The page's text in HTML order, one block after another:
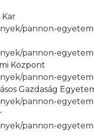
pannon-
pannon-
Központ
pannon-
Gazdaság
pannon-
pannon-